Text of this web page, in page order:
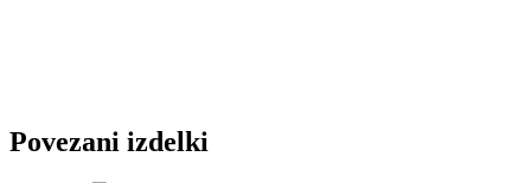
Povezani izdelki